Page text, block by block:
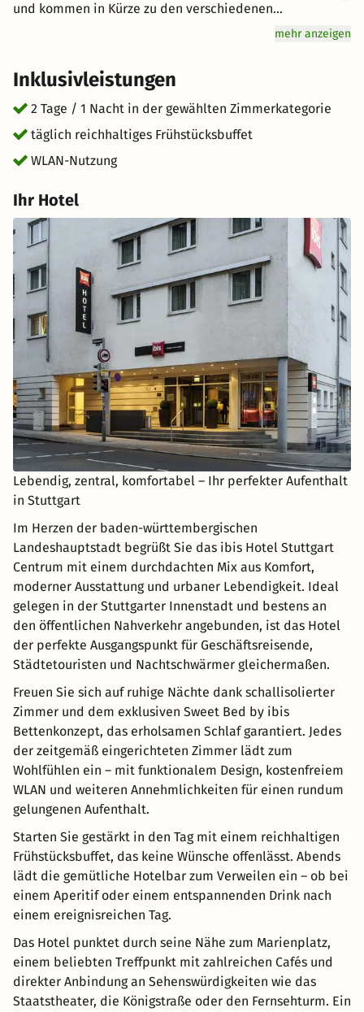
und kommen in Kürze zu den verschiedenen
Sehenswürdigkeiten. Cafés in der Nähe sorgen für
Stuttgart in vollen Zügen! Rund um das ibis Hotel in
Stuttgart erreichen Sie schnell eine Vielzahl an hippen
Clubs und Bars. So ist nachts der Weg vom Feiern zum
gemütlichen Bett im nahen Hotel nie weit.
mehr anzeigen
Inklusivleistungen
2 Tage / 1 Nacht in der gewählten Zimmerkategorie
täglich reichhaltiges Frühstücksbuffet
WLAN-Nutzung
Ihr Hotel
Lebendig, zentral, komfortabel – Ihr perfekter Aufenthalt
in Stuttgart
Im Herzen der baden-württembergischen
Landeshauptstadt begrüßt Sie das ibis Hotel Stuttgart
Centrum mit einem durchdachten Mix aus Komfort,
moderner Ausstattung und urbaner Lebendigkeit. Ideal
gelegen in der Stuttgarter Innenstadt und bestens an
den öffentlichen Nahverkehr angebunden, ist das Hotel
der perfekte Ausgangspunkt für Geschäftsreisende,
Städtetouristen und Nachtschwärmer gleichermaßen.
Freuen Sie sich auf ruhige Nächte dank schallisolierter
Zimmer und dem exklusiven Sweet Bed by ibis
Bettenkonzept, das erholsamen Schlaf garantiert. Jedes
der zeitgemäß eingerichteten Zimmer lädt zum
Wohlfühlen ein – mit funktionalem Design, kostenfreiem
WLAN und weiteren Annehmlichkeiten für einen rundum
gelungenen Aufenthalt.
Starten Sie gestärkt in den Tag mit einem reichhaltigen
Frühstücksbuffet, das keine Wünsche offenlässt. Abends
lädt die gemütliche Hotelbar zum Verweilen ein – ob bei
einem Aperitif oder einem entspannenden Drink nach
einem ereignisreichen Tag.
Das Hotel punktet durch seine Nähe zum Marienplatz,
einem beliebten Treffpunkt mit zahlreichen Cafés und
direkter Anbindung an Sehenswürdigkeiten wie das
Staatstheater, die Königstraße oder den Fernsehturm. Ein